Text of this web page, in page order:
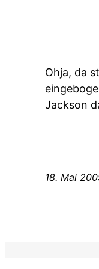
Ohja, da
Jackson
18. Mai